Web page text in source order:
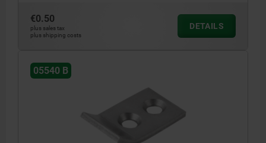
€0.50
plus sales tax
plus shipping costs
DETAILS
05540 B